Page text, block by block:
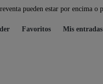
pueden estar por encima
Favoritos Mis entradas